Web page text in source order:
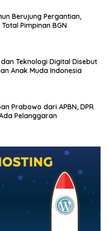
Berujung Pergantian,
Pimpinan BGN
dan Teknologi Digital Disebut
Anak Muda Indonesia
Prabowo dari APBN, DPR
Pelanggaran